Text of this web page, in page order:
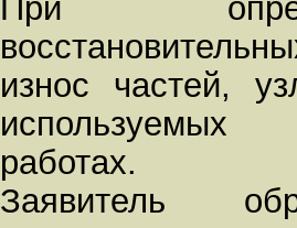
износ частей,
используемых
работах.
Заявитель